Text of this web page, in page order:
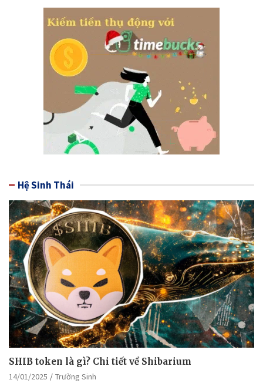
Hệ Sinh Thái
SHIB token là gì? Chi tiết về Shibarium
14/01/2025 Trường Sinh